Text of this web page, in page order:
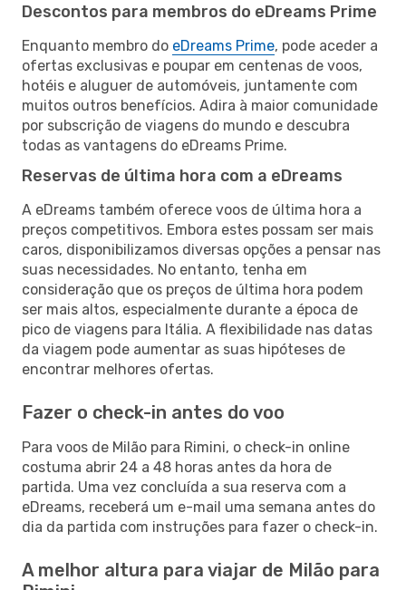
Descontos para membros do eDreams Prime
Enquanto membro do eDreams Prime, pode aceder a
ofertas exclusivas e poupar em centenas de voos,
hotéis e aluguer de automóveis, juntamente com
muitos outros benefícios. Adira à maior comunidade
por subscrição de viagens do mundo e descubra
todas as vantagens do eDreams Prime.
Reservas de última hora com a eDreams
A eDreams também oferece voos de última hora a
preços competitivos. Embora estes possam ser mais
caros, disponibilizamos diversas opções a pensar nas
suas necessidades. No entanto, tenha em
consideração que os preços de última hora podem
ser mais altos, especialmente durante a época de
pico de viagens para Itália. A flexibilidade nas datas
da viagem pode aumentar as suas hipóteses de
encontrar melhores ofertas.
Fazer o check-in antes do voo
Para voos de Milão para Rimini, o check-in online
costuma abrir 24 a 48 horas antes da hora de
partida. Uma vez concluída a sua reserva com a
eDreams, receberá um e-mail uma semana antes do
dia da partida com instruções para fazer o check-in.
A melhor altura para viajar de Milão para